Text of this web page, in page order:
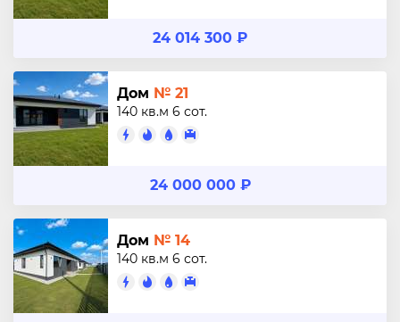
24 014 300 ₽
Дом № 21
140 кв.м 6 сот.
24 000 000 ₽
Дом № 14
140 кв.м 6 сот.